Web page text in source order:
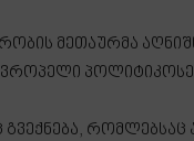
მეთაურმა
გვექნება,